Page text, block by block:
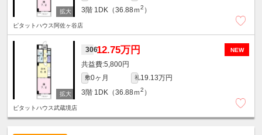
3階 1DK（36.88ｍ2 ）
ピタットハウス阿佐ヶ谷店
NEW
30612.75万円
5,800円
敷0ヶ月 礼19.13万円
3階 1DK（36.88ｍ2 ）
ピタットハウス武蔵境店